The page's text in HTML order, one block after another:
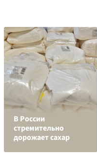
В России
стремительно
дорожает сахар